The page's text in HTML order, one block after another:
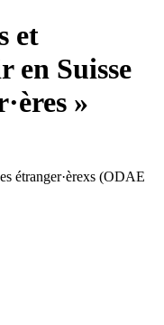
et
en Suisse
»
étranger·èrexs (ODAE